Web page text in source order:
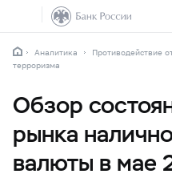
Аналитика
Противодействие
терроризма
Обзор
рынка
валюты в мае